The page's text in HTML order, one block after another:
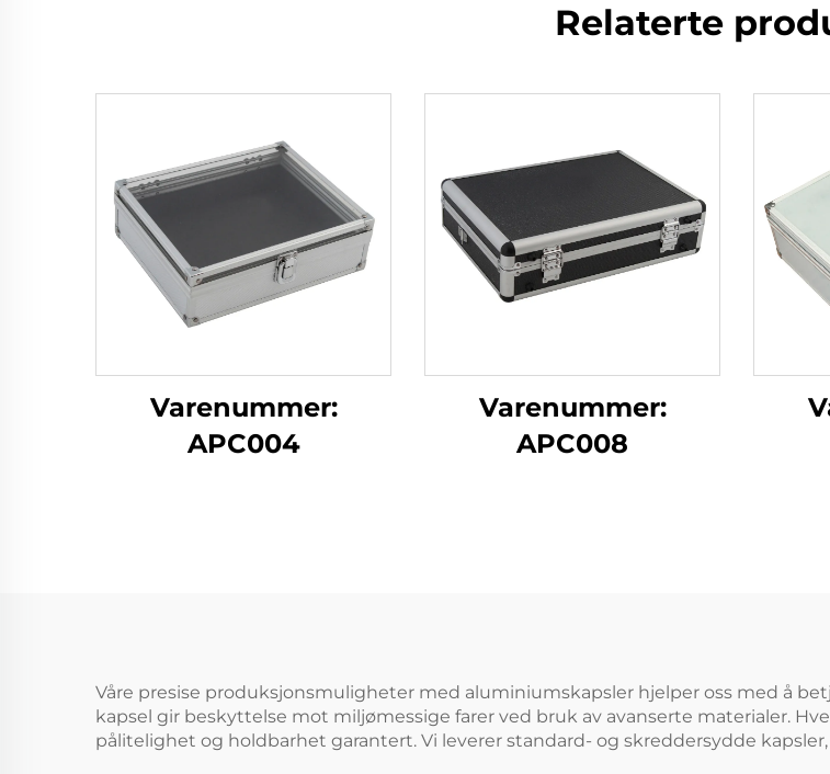
Relaterte
Varenummer:
APC004
Varenummer:
APC008
Våre presise produksjonsmuligheter med aluminiumskapsler hjelper oss med å
kapsel gir beskyttelse mot miljømessige farer ved bruk av avanserte materialer.
pålitelighet og holdbarhet garantert. Vi leverer standard- og skreddersydde